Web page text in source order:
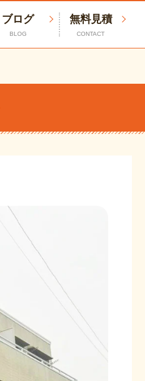
ブログ
BLOG
無料見積
CONTACT